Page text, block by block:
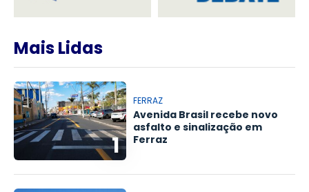
Mais Lidas
1
FERRAZ
Avenida Brasil recebe novo
asfalto e sinalização em
Ferraz